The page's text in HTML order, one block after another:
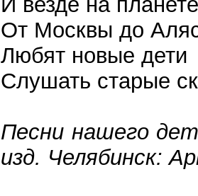
От Москвы до
Любят новые дети
Слушать старые
Песни нашего
изд. Челябинск: